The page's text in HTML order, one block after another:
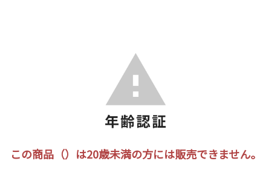
この商品（）は20歳未満の方には販売できません。